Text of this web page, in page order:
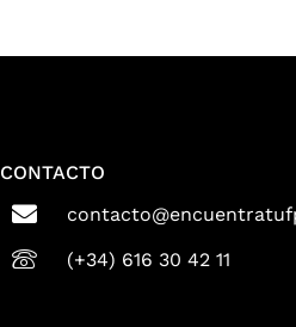
CONTACTO
(+34) 616 30 42 11